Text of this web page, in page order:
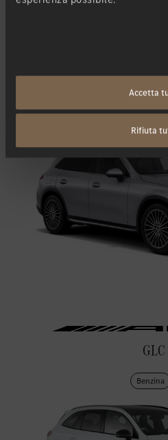
Accetta
Rifiuta
Altri modelli di questa
GLC
GLC
Benzina